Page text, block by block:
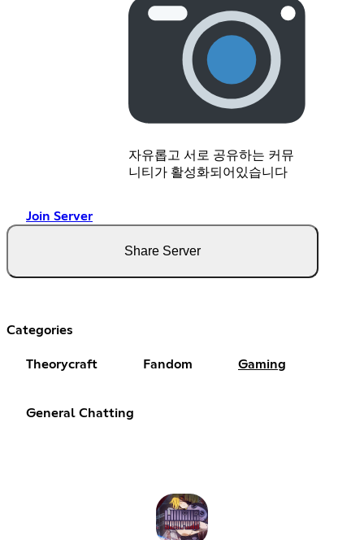
자유롭고 서로 공유하는 커뮤
니티가 활성화되어있습니다
Join Server
Share Server
Categories
Theorycraft Fandom Gaming
General Chatting